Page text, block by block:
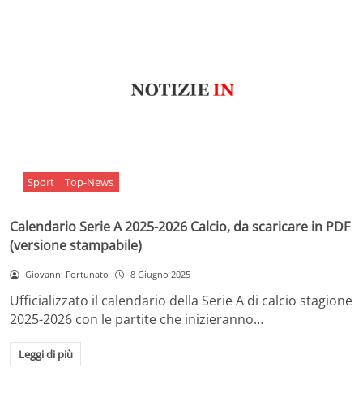
Sport Top-News
Calendario Serie A 2025-2026 Calcio, da scaricare in PDF
(versione stampabile)
Giovanni Fortunato 8 Giugno 2025
Ufficializzato il calendario della Serie A di calcio stagione
2025-2026 con le partite che inizieranno…
Leggi di più